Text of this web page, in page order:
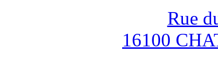
Rue
16100